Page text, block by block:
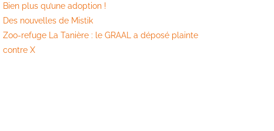
Bien plus qu’une adoption !
Des nouvelles de Mistik
Zoo-refuge La Tanière : le GRAAL a déposé plainte
contre X